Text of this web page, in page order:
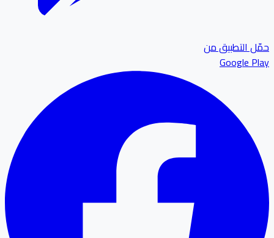
التطبيق من
Google